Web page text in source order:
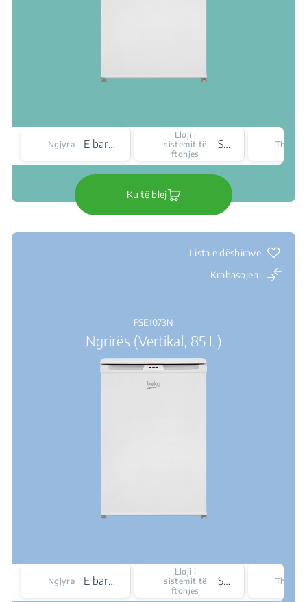
Ngjyra E bardhë
Lloji i
sistemit të
ftohjes
Statike
Ku të blej
Lista e dëshirave
Krahasojeni
FSE1073N
Ngrirës (Vertikal, 85 L)
Ngjyra E bardhë
Lloji i
sistemit të
ftohjes
Statike